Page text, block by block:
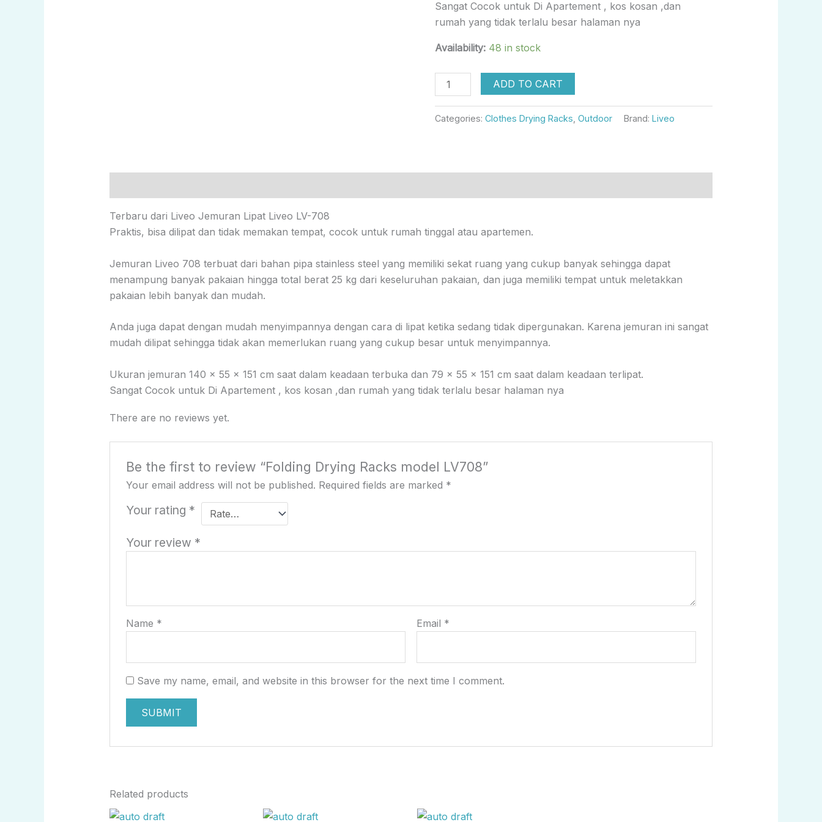
Sangat Cocok untuk Di Apartement , kos kosan ,dan
rumah yang tidak terlalu besar halaman nya
Availability: 48 in stock
ADD TO CART
Categories:Clothes Drying Racks ,Outdoor Brand:Liveo
Terbaru dari Liveo Jemuran Lipat Liveo LV-708
Praktis, bisa dilipat dan tidak memakan tempat, cocok untuk rumah tinggal atau apartemen.
Jemuran Liveo 708 terbuat dari bahan pipa stainless steel yang memiliki sekat ruang yang cukup banyak sehingga dapat
menampung banyak pakaian hingga total berat 25 kg dari keseluruhan pakaian, dan juga memiliki tempat untuk meletakkan
pakaian lebih banyak dan mudah.
Anda juga dapat dengan mudah menyimpannya dengan cara di lipat ketika sedang tidak dipergunakan. Karena jemuran ini sangat
mudah dilipat sehingga tidak akan memerlukan ruang yang cukup besar untuk menyimpannya.
Ukuran jemuran 140 x 55 x 151 cm saat dalam keadaan terbuka dan 79 x 55 x 151 cm saat dalam keadaan terlipat.
Sangat Cocok untuk Di Apartement , kos kosan ,dan rumah yang tidak terlalu besar halaman nya
There are no reviews yet.
Be the first to review “Folding Drying Racks model LV708”
Your email address will not be published. Required fields are marked *
Your rating *
Your review *
Name * Email *
Save my name, email, and website in this browser for the next time I comment.
Related products